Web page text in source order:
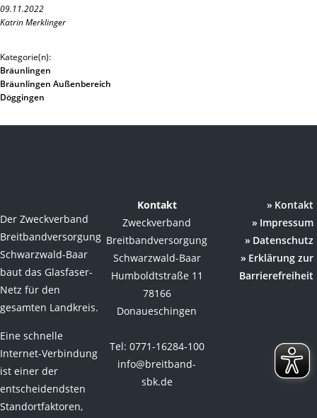
09.11.2022
Katrin Merklinger
Kategorie(n):
Bräunlingen
Bräunlingen Außenbereich
Döggingen
Der Zweckverband
Breitbandversorgung
Schwarzwald-Baar
baut das Glasfaser-
Netz für den
gesamten Landkreis.
Eine schnelle
Internet-Verbindung
ist einer der
entscheidendsten
Standortfaktoren,
Kontakt
Zweckverband
Breitbandversorgung
Schwarzwald-Baar
Humboldtstraße 11
78166
Donaueschingen
Tel: 0771-16284-100
info@breitband-
sbk.de
Kontakt
Impressum
Datenschutz
Erklärung zur
Barrierefreiheit